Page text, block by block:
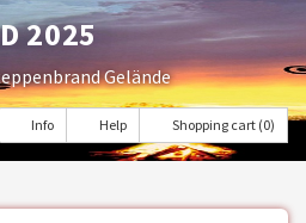
2025
Gelände
Info Help Shopping cart (0)